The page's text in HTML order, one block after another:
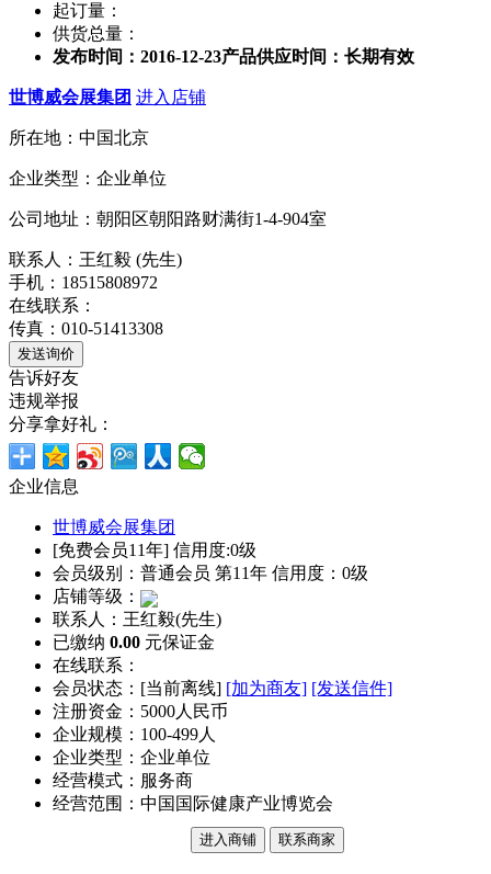
起订量：
供货总量：
发布时间：2016-12-23产品供应时间：长期有效
世博威会展集团 进入店铺
所在地：中国北京
企业类型：企业单位
公司地址：朝阳区朝阳路财满街1-4-904室
联系人：王红毅 (先生)
手机：18515808972
在线联系：
传真：010-51413308
告诉好友
违规举报
分享拿好礼：
企业信息
世博威会展集团
[免费会员11年] 信用度:0级
会员级别：普通会员 第11年 信用度：0级
店铺等级：
联系人：王红毅(先生)
已缴纳 0.00 元保证金
在线联系：
会员状态：[当前离线] [加为商友] [发送信件]
注册资金：5000人民币
企业规模：100-499人
企业类型：企业单位
经营模式：服务商
经营范围：中国国际健康产业博览会
进入商铺 联系商家